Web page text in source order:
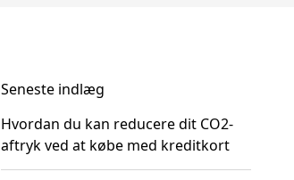
Seneste indlæg
Hvordan du kan reducere dit CO2-
aftryk ved at købe med kreditkort